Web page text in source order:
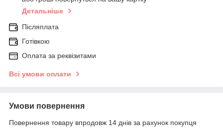
Детальніше
Післяплата
Готівкою
Оплата за реквізитами
Всі умови оплати
Умови повернення
Повернення товару впродовж 14 днів за рахунок покупця